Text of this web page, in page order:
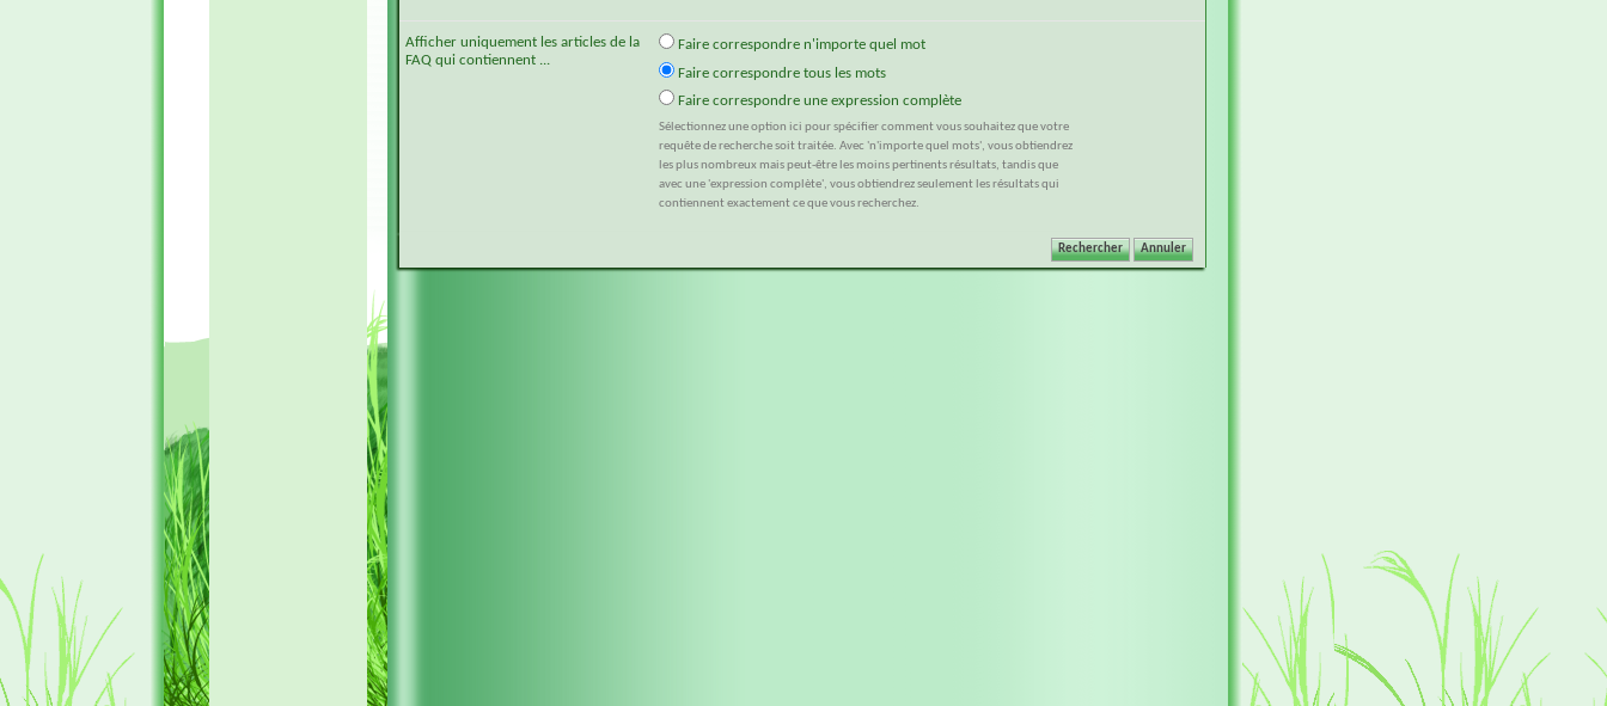
Afficher uniquement les articles de la
FAQ qui contiennent ...
Faire correspondre n'importe quel mot
Faire correspondre tous les mots
Faire correspondre une expression complète
Sélectionnez une option ici pour spécifier comment vous souhaitez que votre
requête de recherche soit traitée. Avec 'n'importe quel mots', vous obtiendrez
les plus nombreux mais peut-être les moins pertinents résultats, tandis que
avec une 'expression complète', vous obtiendrez seulement les résultats qui
contiennent exactement ce que vous recherchez.